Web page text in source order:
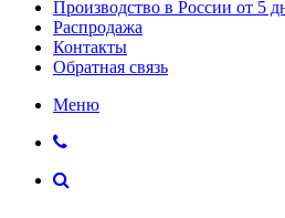
Производство в России от 5
Распродажа
Контакты
Обратная связь
Меню